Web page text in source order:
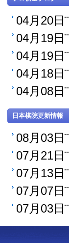
04月20日
04月19日
04月19日
04月18日
04月08日
日本棋院更新情報
08月03日
07月21日
07月13日
07月07日
07月03日